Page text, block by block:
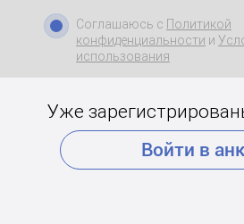
Соглашаюсь с Политикой
конфиденциальности и
использования
Уже
Войти в